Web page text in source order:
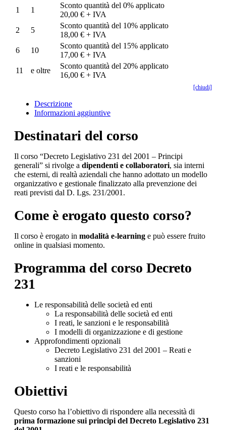
1
1
Sconto quantità del 0% applicato
20,00 € + IVA
2
5
Sconto quantità del 10% applicato
18,00 € + IVA
6
10
Sconto quantità del 15% applicato
17,00 € + IVA
11
e oltre
Sconto quantità del 20% applicato
16,00 € + IVA
[chiudi]
Descrizione
Informazioni aggiuntive
Destinatari del corso
Il corso “Decreto Legislativo 231 del 2001 – Principi
generali” si rivolge a dipendenti e collaboratori, sia interni
che esterni, di realtà aziendali che hanno adottato un modello
organizzativo e gestionale finalizzato alla prevenzione dei
reati previsti dal D. Lgs. 231/2001.
Come è erogato questo corso?
Il corso è erogato in modalità e-learning e può essere fruito
online in qualsiasi momento.
Programma del corso Decreto
231
Le responsabilità delle società ed enti
La responsabilità delle società ed enti
I reati, le sanzioni e le responsabilità
I modelli di organizzazione e di gestione
Approfondimenti opzionali
Decreto Legislativo 231 del 2001 – Reati e
sanzioni
I reati e le responsabilità
Obiettivi
Questo corso ha l’obiettivo di rispondere alla necessità di
prima formazione sui principi del Decreto Legislativo 231